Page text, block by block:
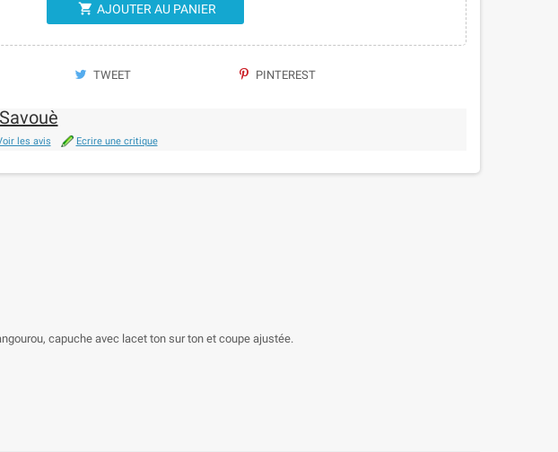
 AJOUTER AU PANIER
TWEET PINTEREST
les avis Ecrire une critique
capuche avec lacet ton sur ton et coupe ajustée.